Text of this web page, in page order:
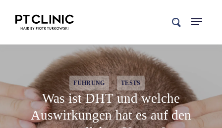
search
FÜHRUNG TESTS
Was ist DHT und welche
Auswirkungen hat es auf den